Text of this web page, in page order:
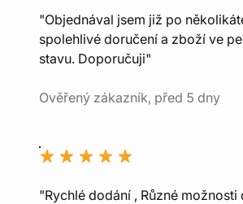
"Objednával jsem již po
spolehlivé doručení a zboží ve
stavu. Doporučuji"
Ověřený zákazník, před 5 dny
"Rychlé dodání , Různé možnosti